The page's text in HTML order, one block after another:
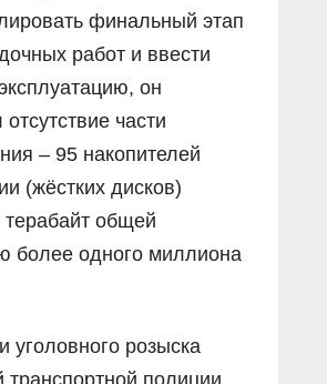
финальный этап
работ и ввести
он
части
– 95 накопителей
(жёстких дисков)
общей
более одного миллиона
уголовного розыска
транспортной полиции